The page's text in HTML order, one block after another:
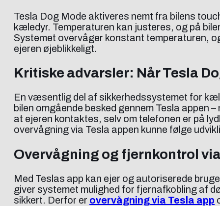
Tesla Dog Mode aktiveres nemt fra bilens
kæledyr. Temperaturen kan justeres, og på
Systemet overvåger konstant temperaturen,
ejeren øjeblikkeligt.
Kritiske advarsler: Når Tesla
En væsentlig del af sikkerhedssystemet for
bilen omgående besked gennem Tesla appen
at ejeren kontaktes, selv om telefonen er på
overvågning via Tesla appen kunne følge
Overvågning og fjernkontrol
Med Teslas app kan ejer og autoriserede
giver systemet mulighed for fjernafkobling af
sikkert. Derfor er overvågning via Tesla app